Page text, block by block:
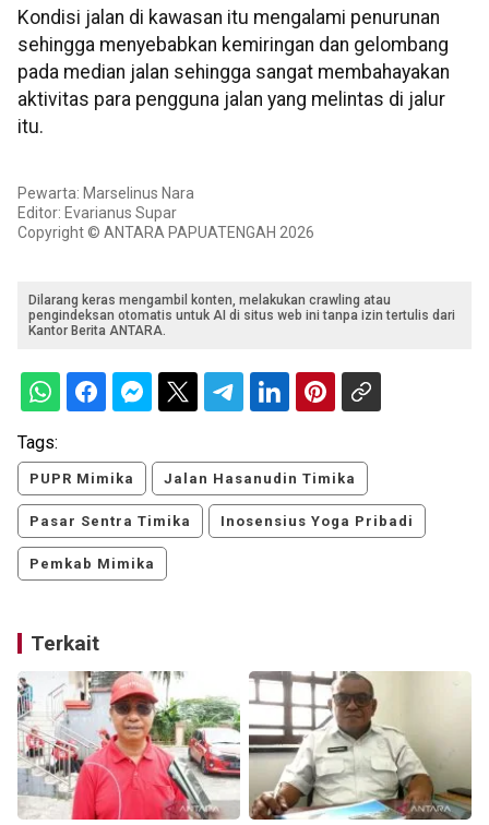
Kondisi jalan di kawasan itu mengalami penurunan
sehingga menyebabkan kemiringan dan gelombang
pada median jalan sehingga sangat membahayakan
aktivitas para pengguna jalan yang melintas di jalur
itu.
Pewarta: Marselinus Nara
Editor: Evarianus Supar
Copyright © ANTARA PAPUATENGAH 2026
Dilarang keras mengambil konten, melakukan crawling atau
pengindeksan otomatis untuk AI di situs web ini tanpa izin tertulis dari
Kantor Berita ANTARA.
Tags:
PUPR Mimika Jalan Hasanudin Timika
Pasar Sentra Timika Inosensius Yoga Pribadi
Pemkab Mimika
Terkait